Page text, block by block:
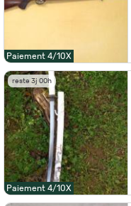
Paiement 4/10X
reste 3j 00h
Paiement 4/10X